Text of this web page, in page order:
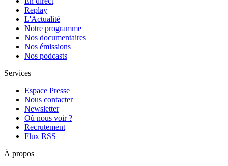
Replay
L'Actualité
Notre programme
Nos documentaires
Nos émissions
Nos podcasts
Services
Espace Presse
Nous contacter
Newsletter
Où nous voir ?
Recrutement
Flux RSS
À propos